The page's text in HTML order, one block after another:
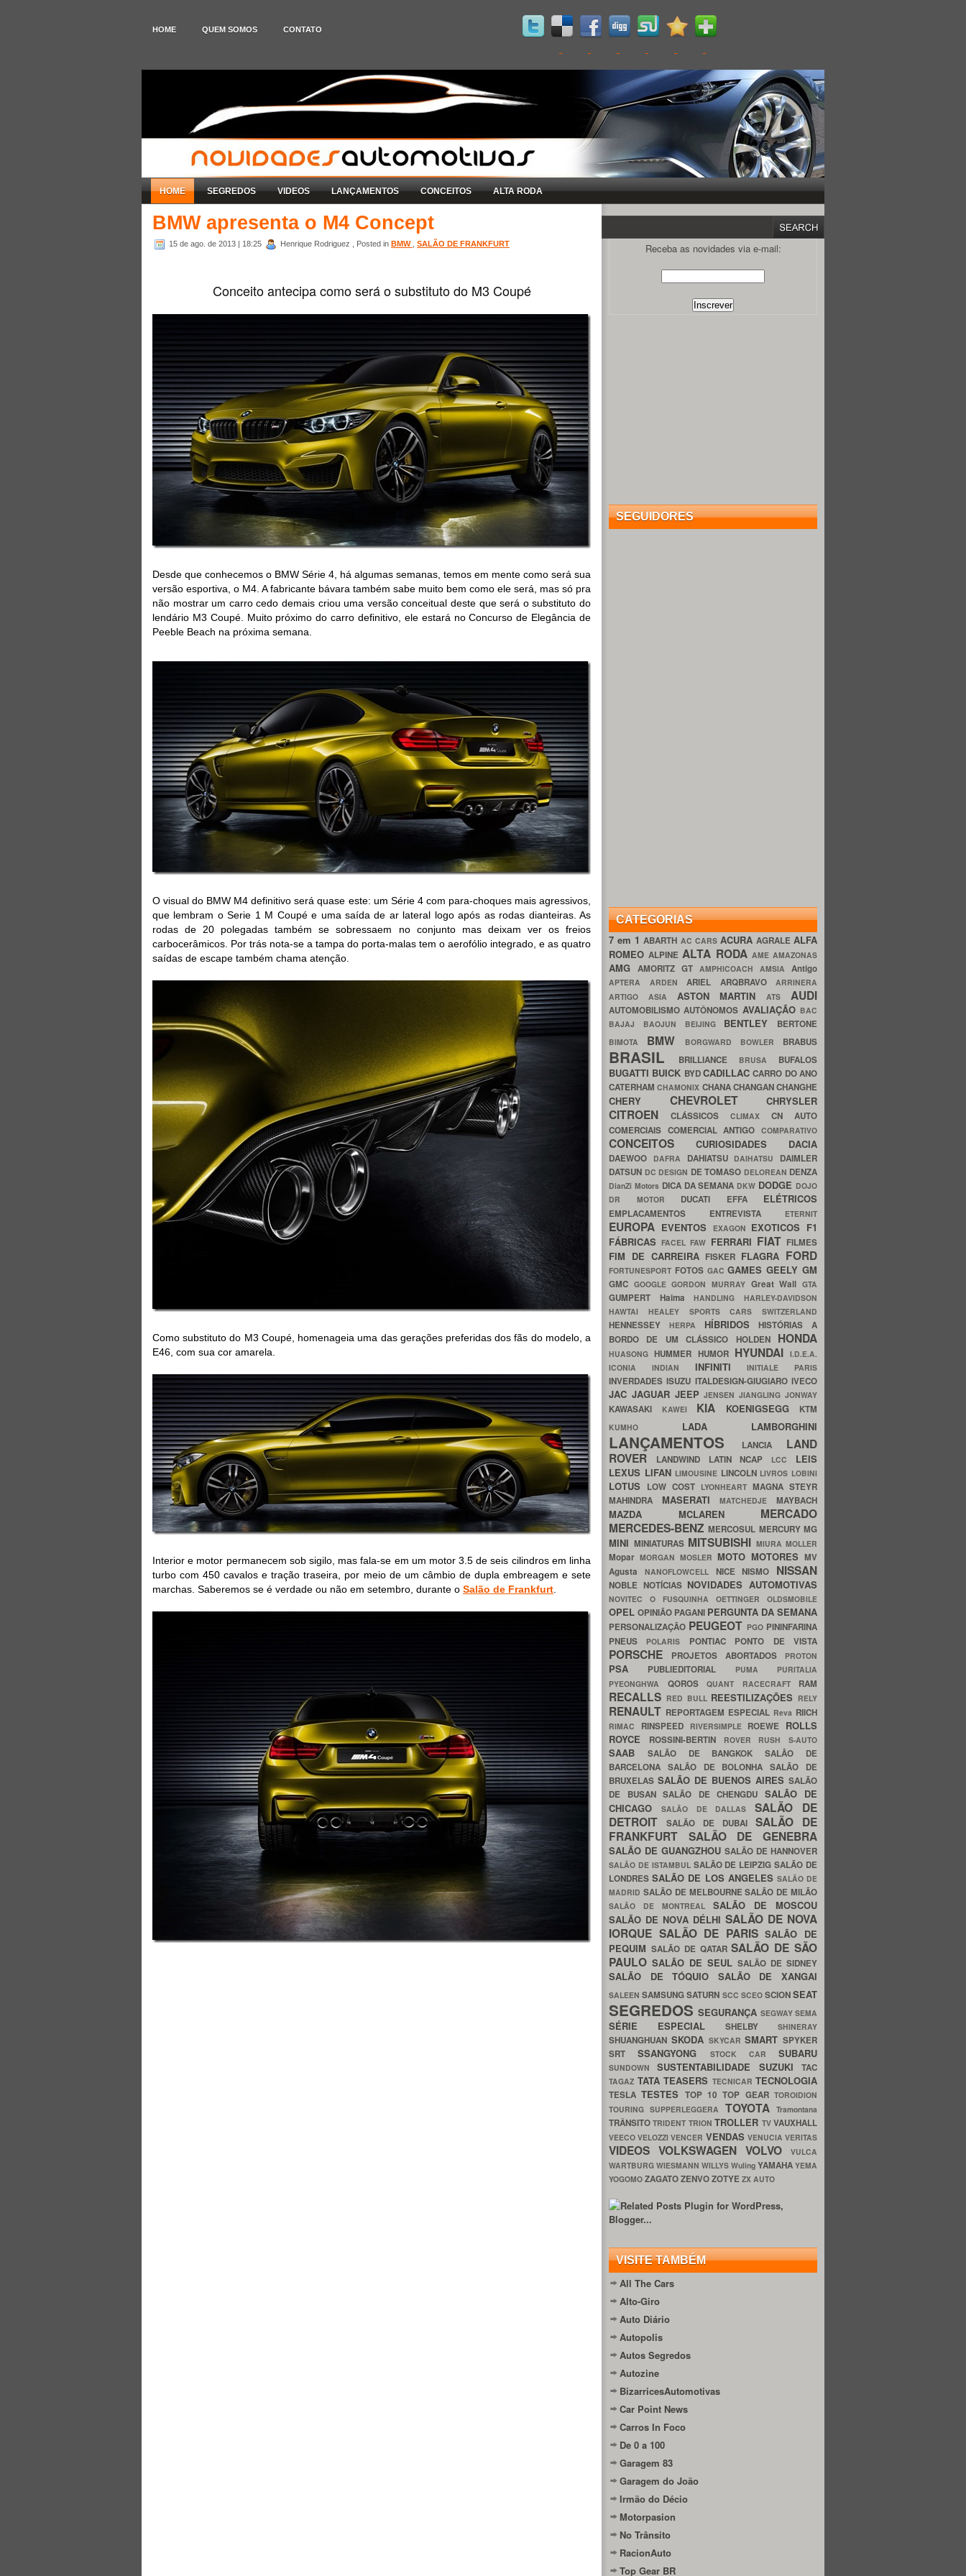
HOME QUEM SOMOS CONTATO
HOME SEGREDOS VIDEOS LANÇAMENTOS CONCEITOS ALTA RODA
BMW apresenta o M4 Concept
15 de ago. de 2013 | 18:25 Henrique Rodriguez , Posted in BMW SALÃO DE FRANKFURT
Conceito antecipa como será o substituto do M3 Coupé
Desde que conhecemos o BMW Série 4, há algumas semanas, temos em mente como será sua
versão esportiva, o M4. A fabricante bávara também sabe muito bem como ele será, mas só pra
não mostrar um carro cedo demais criou uma versão conceitual deste que será o substituto do
lendário M3 Coupé. Muito próximo do carro definitivo, ele estará no Concurso de Elegância de
Peeble Beach na próxima semana.
O visual do BMW M4 definitivo será quase este: um Série 4 com para-choques mais agressivos,
que lembram o Serie 1 M Coupé e uma saída de ar lateral logo após as rodas dianteiras. As
rodas de 20 polegadas também se sobressaem no conjunto mas deixam ver os freios
carbocerâmicos. Por trás nota-se a tampa do porta-malas tem o aerofólio integrado, e as quatro
saídas de escape também chama atenção.
Como substituto do M3 Coupé, homenageia uma das gerações preferidas dos fãs do modelo, a
E46, com sua cor amarela.
Interior e motor permanecem sob sigilo, mas fala-se em um motor 3.5 de seis cilindros em linha
turbo com 450 cavalos e tração traseira, por meio de um câmbio de dupla embreagem e sete
marchas. Saberemos se é verdade ou não em setembro, durante o Salão de Frankfurt
Receba as novidades via e-mail:
SEGUIDORES
CATEGORIAS
7 em 1ABARTH AC CARS ACURA AGRALE ALFA
ROMEOALPINEALTA RODA AME AMAZONAS
AMG AMORITZ GT AMPHICOACH AMSIA Antigo
APTERA ARDEN ARIEL ARQBRAVO ARRINERA
ARTIGO ASIA ASTON MARTINATS AUDI
AUTOMOBILISMOAUTÔNOMOS AVALIAÇÃO BAC
BAJAJ BAOJUN BEIJING BENTLEY BERTONE
BIMOTA BMW BORGWARD BOWLER BRABUS
BRASIL BRILLIANCE BRUSA BUFALOS
BUGATTI BUICK BYDCADILLACCARRO DO ANO
CATERHAMCHAMONIX CHANACHANGANCHANGHE
CHERY CHEVROLET CHRYSLER
CITROEN CLÁSSICOS CLIMAX CN AUTO
COMERCIAIS COMERCIAL ANTIGOCOMPARATIVO
CONCEITOS CURIOSIDADES DACIA
DAEWOO DAFRA DAHIATSU DAIHATSU DAIMLER
DATSUN DC DESIGN DE TOMASO DELOREAN DENZA
DianZi Motors DICA DA SEMANA DKW DODGE DOJO
DR MOTOR DUCATI EFFA ELÉTRICOS
EMPLACAMENTOS ENTREVISTA ETERNIT
EUROPA EVENTOS EXAGON EXOTICOS F1
FÁBRICASFACELFAW FERRARI FIAT FILMES
FIM DE CARREIRA FISKER FLAGRA FORD
FORTUNESPORT FOTOS GACGAMESGEELYGM
GMC GOOGLEGORDON MURRAY Great WallGTA
GUMPERT HaimaHANDLINGHARLEY-DAVIDSON
HAWTAI HEALEY SPORTS CARS SWITZERLAND
HENNESSEY HERPA HÍBRIDOSHISTÓRIAS A
BORDO DE UM CLÁSSICO HOLDEN HONDA
HUASONGHUMMER HUMOR HYUNDAI I.D.E.A.
ICONIA INDIAN INFINITIINITIALE PARIS
INVERDADESISUZU ITALDESIGN-GIUGIAROIVECO
JAC JAGUAR JEEPJENSENJIANGLINGJONWAY
KAWASAKI KAWEI KIA KOENIGSEGG KTM
KUMHO LADA LAMBORGHINI
LANÇAMENTOS LANCIA LAND
ROVER
LANDWIND LATIN NCAP LCC LEIS
LEXUS LIFAN LIMOUSINE LINCOLN LIVROS LOBINI
LOTUS LOW COST LYONHEART MAGNA STEYR
MAHINDRA MASERATIMATCHEDJEMAYBACH
MAZDA MCLAREN MERCADO
MERCEDES-BENZMERCOSUL MERCURYMG
MINI MINIATURAS MITSUBISHI MIURA MOLLER
Mopar MORGAN MOSLER MOTO MOTORES MV
Agusta NANOFLOWCELL NICENISMO NISSAN
NOBLE NOTÍCIAS NOVIDADES AUTOMOTIVAS
NOVITEC O FUSQUINHA OETTINGER OLDSMOBILE
OPEL OPINIÃO PAGANI PERGUNTA DA SEMANA
PERSONALIZAÇÃO PEUGEOT PGO PININFARINA
PNEUS
POLARIS PONTIAC PONTO DE VISTA
PORSCHE PROJETOS ABORTADOS PROTON
PSA PUBLIEDITORIAL PUMA PURITALIA
PYEONGHWA QOROS QUANT RACECRAFT RAM
RECALLS RED BULL REESTILIZAÇÕES RELY
RENAULT REPORTAGEM ESPECIAL Reva RIICH
RIMAC RINSPEED RIVERSIMPLE ROEWE ROLLS
ROYCE
ROSSINI-BERTIN ROVER RUSH S-AUTO
SAAB SALÃO DE BANGKOKSALÃO DE
BARCELONA SALÃO DE BOLONHASALÃO DE
BRUXELAS SALÃO DE BUENOS AIRES SALÃO
DE BUSAN SALÃO DE CHENGDU SALÃO DE
CHICAGO
SALÃO DE DALLASSALÃO DE
DETROIT
SALÃO DE DUBAI SALÃO DE
FRANKFURT SALÃO DE GENEBRA
SALÃO DE GUANGZHOU SALÃO DE HANNOVER
SALÃO DE ISTAMBUL SALÃO DE LEIPZIGSALÃO DE
LONDRESSALÃO DE LOS ANGELES SALÃO DE
MADRID SALÃO DE MELBOURNESALÃO DE MILÃO
SALÃO DE MONTREAL SALÃO DE MOSCOU
SALÃO DE NOVA DÉLHI SALÃO DE NOVA
IORQUE SALÃO DE PARISSALÃO DE
PEQUIM SALÃO DE QATARSALÃO DE SÃO
PAULO SALÃO DE SEUL SALÃO DE SIDNEY
SALÃO DE TÓQUIO SALÃO DE XANGAI
SALEENSAMSUNGSATURN SCC SCEO SCIONSEAT
SEGREDOSSEGURANÇA SEGWAYSEMA
SÉRIE ESPECIAL SHELBY SHINERAY
SHUANGHUAN SKODA SKYCARSMART SPYKER
SRTSSANGYONG STOCK CAR SUBARU
SUNDOWNSUSTENTABILIDADE SUZUKITAC
TAGAZ TATA TEASERS TECNICAR TECNOLOGIA
TESLATESTES TOP 10TOP GEARTOROIDION
TOURING SUPPERLEGGERA TOYOTATramontana
TRÂNSITOTRIDENT TRIONTROLLER TVVAUXHALL
VEECOVELOZZIVENCER VENDAS VENUCIAVERITAS
VIDEOS VOLKSWAGEN VOLVO
VULCA
WARTBURG WIESMANN WILLYS Wuling YAMAHA YEMA
YOGOMO ZAGATOZENVOZOTYE ZX AUTO
VISITE TAMBÉM
All The Cars
Alto-Giro
Auto Diário
Autopolis
Autos Segredos
Autozine
BizarricesAutomotivas
Car Point News
Carros In Foco
De 0 a 100
Garagem 83
Garagem do João
Irmão do Décio
Motorpasion
No Trânsito
RacionAuto
Top Gear BR